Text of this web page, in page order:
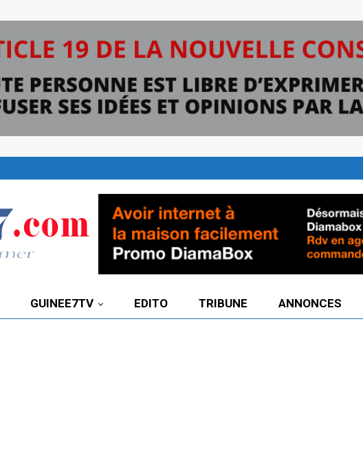
GUINEE7TV EDITO TRIBUNE ANNONCES